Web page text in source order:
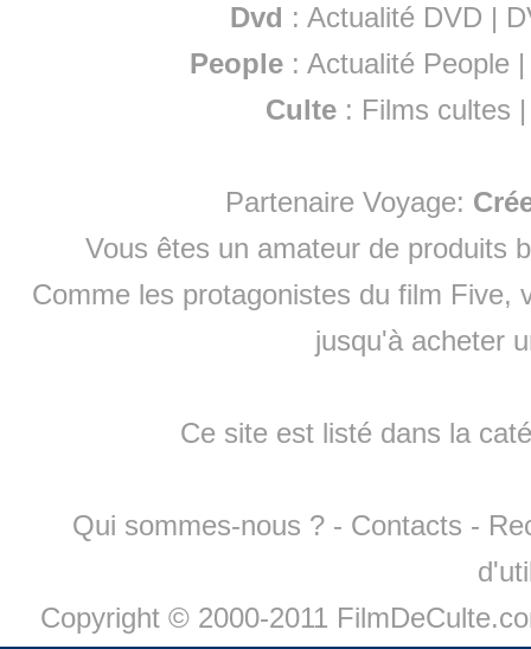
Dvd : Actualité DVD |
People :Actualité People
Culte : Films cultes
Partenaire Voyage:
Vous êtes un amateur de produits
Comme les protagonistes du film Five,
jusqu'à acheter
Ce site est listé dans la
Qui sommes-nous ? - Contacts -
Copyright © 2000-2011